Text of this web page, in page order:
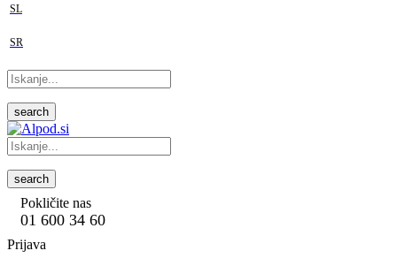
SL
SR
search
search
Pokličite nas
01 600 34 60
Prijava